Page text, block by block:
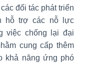
đối tác phát triển
hỗ trợ các nỗ lực
việc chống lại đại
cung cấp thêm
khả năng ứng phó